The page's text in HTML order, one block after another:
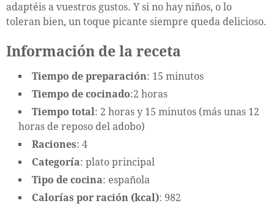
adaptéis a vuestros gustos. Y si no hay niños, o lo
toleran bien, un toque picante siempre queda delicioso.
Información de la receta
Tiempo de preparación: 15 minutos
Tiempo de cocinado:2 horas
Tiempo total : 2 horas y 15 minutos (más unas 12
horas de reposo del adobo)
Raciones: 4
Categoría: plato principal
Tipo de cocina: española
Calorías por ración (kcal): 982